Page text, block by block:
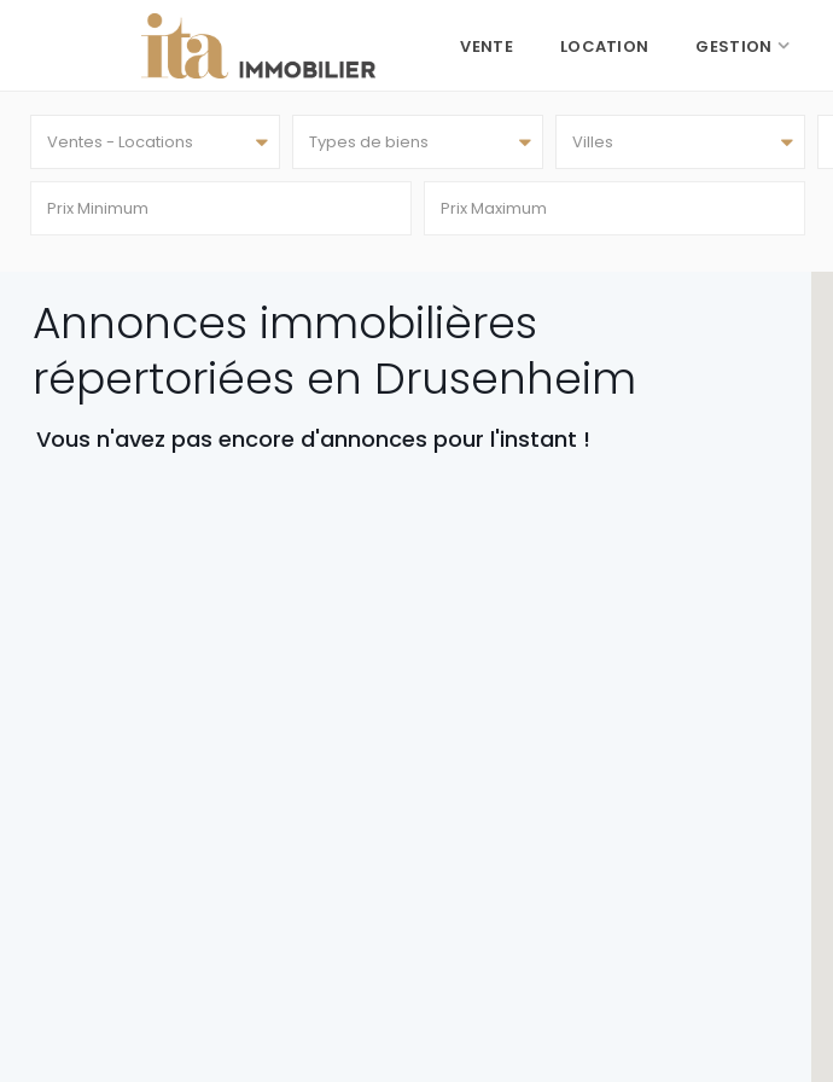
VENTE LOCATION GESTION
Ventes - Locations Types de biens Villes
Annonces immobilières
répertoriées en Drusenheim
Vous n'avez pas encore d'annonces pour l'instant !